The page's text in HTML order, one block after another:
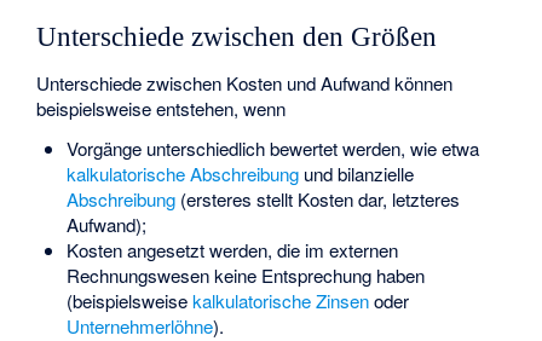
Unterschiede zwischen den Größen
Unterschiede zwischen Kosten und Aufwand können
beispielsweise entstehen, wenn
Vorgänge unterschiedlich bewertet werden, wie etwa
kalkulatorische Abschreibungund bilanzielle
Abschreibung(ersteres stellt Kosten dar, letzteres
Aufwand);
Kosten angesetzt werden, die im externen
Rechnungswesen keine Entsprechung haben
(beispielsweisekalkulatorische Zinsenoder
Unternehmerlöhne).